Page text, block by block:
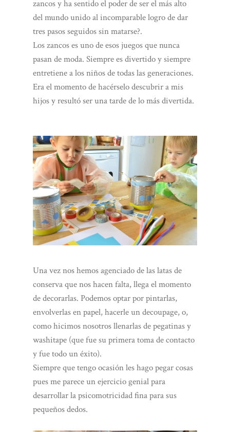
zancos y ha sentido el poder de ser el más alto
del mundo unido al incomparable logro de dar
tres pasos seguidos sin matarse?.
Los zancos es uno de esos juegos que nunca
pasan de moda. Siempre es divertido y siempre
entretiene a los niños de todas las generaciones.
Era el momento de hacérselo descubrir a mis
hijos y resultó ser una tarde de lo más divertida.
Una vez nos hemos agenciado de las latas de
conserva que nos hacen falta, llega el momento
de decorarlas. Podemos optar por pintarlas,
envolverlas en papel, hacerle un decoupage, o,
como hicimos nosotros llenarlas de pegatinas y
washitape (que fue su primera toma de contacto
y fue todo un éxito).
Siempre que tengo ocasión les hago pegar cosas
pues me parece un ejercicio genial para
desarrollar la psicomotricidad fina para sus
pequeños dedos.